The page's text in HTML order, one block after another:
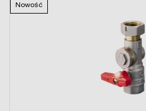
Nowość